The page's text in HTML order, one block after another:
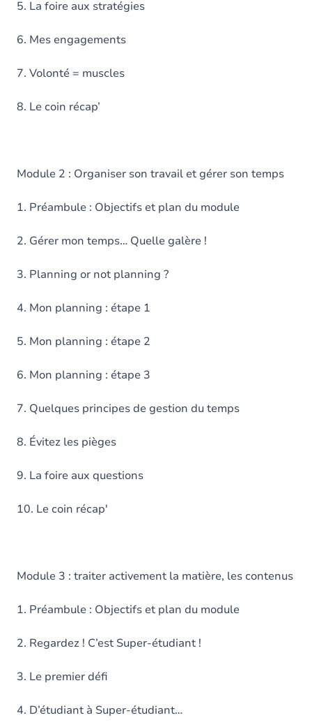
5. La foire aux stratégies
6. Mes engagements
7. Volonté = muscles
8. Le coin récap’
Module 2 : Organiser son travail et gérer son temps
1. Préambule : Objectifs et plan du module
2. Gérer mon temps… Quelle galère !
3. Planning or not planning ?
4. Mon planning : étape 1
5. Mon planning : étape 2
6. Mon planning : étape 3
7. Quelques principes de gestion du temps
8. Évitez les pièges
9. La foire aux questions
10. Le coin récap'
Module 3 : traiter activement la matière, les contenus
1. Préambule : Objectifs et plan du module
2. Regardez ! C’est Super-étudiant !
3. Le premier défi
4. D’étudiant à Super-étudiant…